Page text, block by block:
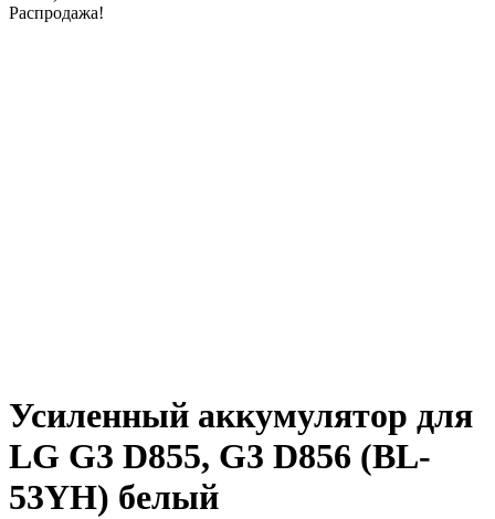
Распродажа!
Усиленный аккумулятор для
LG G3 D855, G3 D856 (BL-
53YH) белый